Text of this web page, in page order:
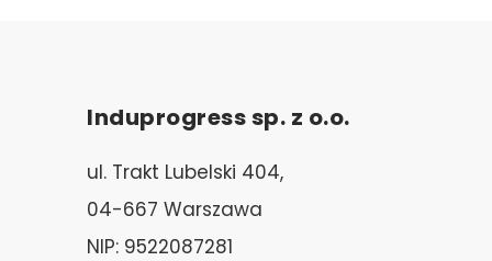
Induprogress sp. z o.o.
ul. Trakt Lubelski 404,
04-667 Warszawa
NIP: 9522087281